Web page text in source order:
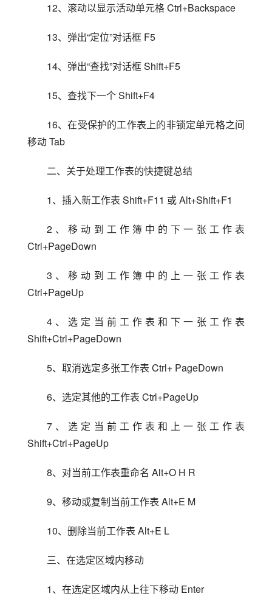
12、滚动以显示活动单元格 Ctrl+Backspace
13、弹出“定位”对话框 F5
14、弹出“查找”对话框 Shift+F5
15、查找下一个 Shift+F4
16、在受保护的工作表上的非锁定单元格之间
移动 Tab
二、关于处理工作表的快捷键总结
1、插入新工作表 Shift+F11 或 Alt+Shift+F1
2、移动到工作簿中的下一张工作表
Ctrl+PageDown
3、移动到工作簿中的上一张工作表
Ctrl+PageUp
4、选定当前工作表和下一张工作表
Shift+Ctrl+PageDown
5、取消选定多张工作表 Ctrl+ PageDown
6、选定其他的工作表 Ctrl+PageUp
7、选定当前工作表和上一张工作表
Shift+Ctrl+PageUp
8、对当前工作表重命名 Alt+O H R
9、移动或复制当前工作表 Alt+E M
10、删除当前工作表 Alt+E L
三、在选定区域内移动
1、在选定区域内从上往下移动 Enter